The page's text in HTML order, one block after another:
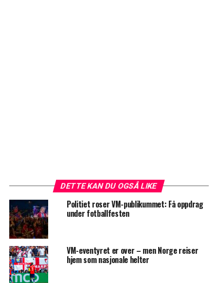
DETTE KAN DU OGSÅ LIKE
Politiet roser VM-publikummet: Få oppdrag
under fotballfesten
VM-eventyret er over – men Norge reiser
hjem som nasjonale helter